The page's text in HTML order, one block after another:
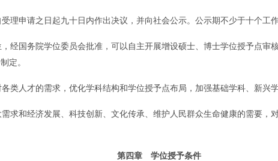
申请之日起九十日内作出决议，并向社会公示。公示期不少于十个工
务院学位委员会批准，可以自主开展增设硕士、博士学位授予点审
定。
人才的需求，优化学科结构和学位授予点布局，加强基础学科、新兴
和经济发展、科技创新、文化传承、维护人民群众生命健康的需要，
第四章 学位授予条件